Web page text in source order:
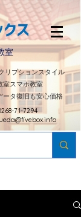
室
リプションスタイル
室スマホ教室
ータ復旧も安心価格
71-7294
ueda@fivebox.info